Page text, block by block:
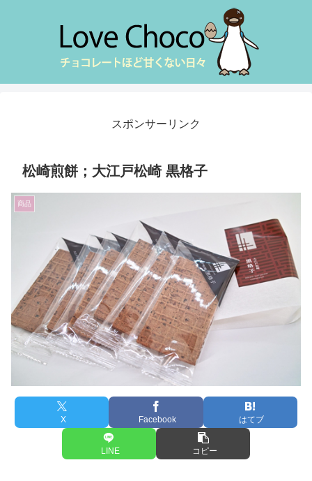
スポンサーリンク
松崎煎餅；大江戸松崎 黒格子
商品
X Facebook はてブ
LINE コピー